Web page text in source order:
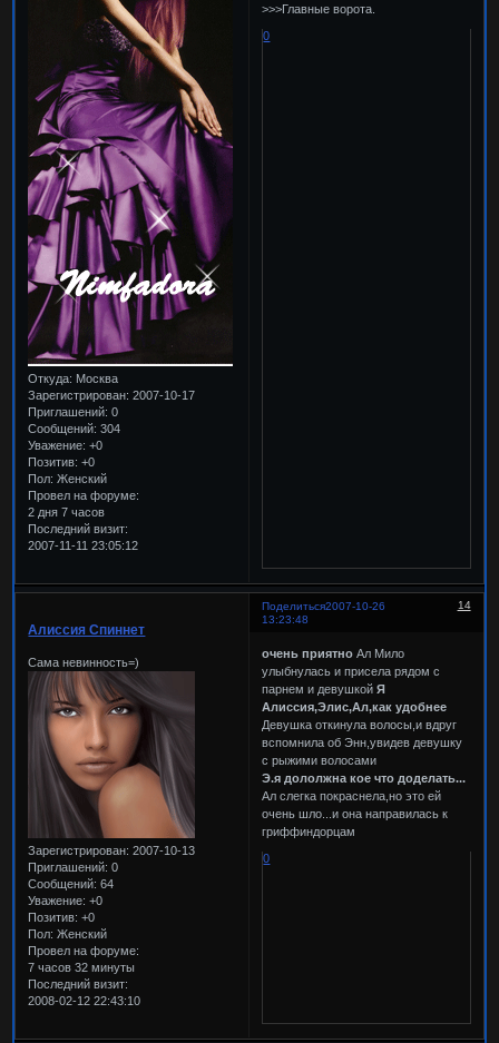
Откуда: Москва
Зарегистрирован: 2007-10-17
Приглашений: 0
Сообщений: 304
Уважение: +0
Позитив: +0
Пол: Женский
Провел на форуме:
2 дня 7 часов
Последний визит:
2007-11-11 23:05:12
>>>Главные ворота.
0
Поделиться 14
2007-10-26
13:23:48
Алиссия Спиннет
Сама невинность=)
Зарегистрирован: 2007-10-13
Приглашений: 0
Сообщений: 64
Уважение: +0
Позитив: +0
Пол: Женский
Провел на форуме:
7 часов 32 минуты
Последний визит:
2008-02-12 22:43:10
очень приятно Ал Мило
улыбнулась и присела рядом с
парнем и девушкойЯ
Алиссия,Элис,Ал,как удобнее
Девушка откинула волосы,и вдруг
вспомнила об Энн,увидев девушку
с рыжими волосами
Э.я дололжна кое что доделать...
Ал слегка покраснела,но это ей
очень шло...и она направилась к
гриффиндорцам
0